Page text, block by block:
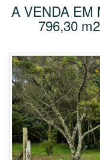
A VENDA EM
796,30